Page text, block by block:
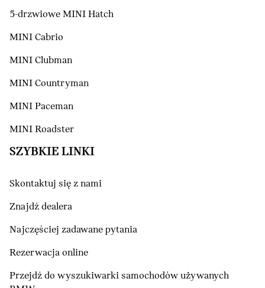
5-drzwiowe MINI Hatch
MINI Cabrio
MINI Clubman
MINI Countryman
MINI Paceman
MINI Roadster
SZYBKIE LINKI
Skontaktuj się z nami
Znajdź dealera
Najczęściej zadawane pytania
Rezerwacja online
Przejdź do wyszukiwarki samochodów używanych